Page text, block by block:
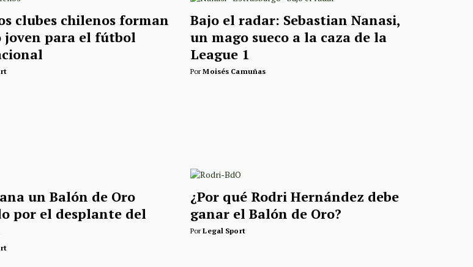
clubes chilenos forman
para el fútbol
Bajo el radar: Sebastian Nanasi,
un mago sueco a la caza de la
League 1
PorMoisés Camuñas
un Balón de Oro
por el desplante del
¿Por qué Rodri Hernández debe
ganar el Balón de Oro?
PorLegal Sport